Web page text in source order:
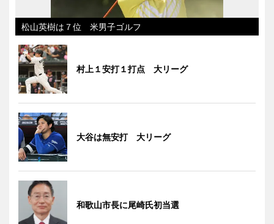
松山英樹は７位 米男子ゴルフ
村上１安打１打点 大リーグ
大谷は無安打 大リーグ
和歌山市長に尾崎氏初当選